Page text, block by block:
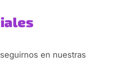
en nuestras